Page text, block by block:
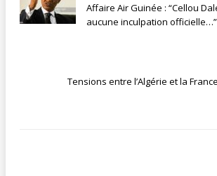
Affaire Air Guinée : “Cellou
aucune inculpation officielle…”,
Tensions entre l’Algérie et la